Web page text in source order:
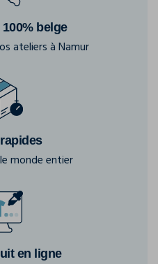
belge
ateliers à Namur
monde entier
en ligne